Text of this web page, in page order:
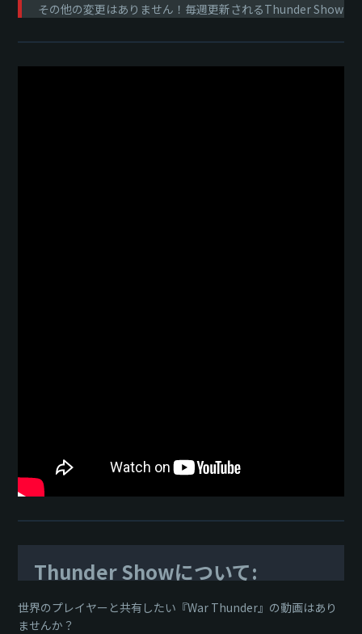
その他の変更はありません！毎週更新されるThunder Showを
Thunder Showについて:
世界のプレイヤーと共有したい『War Thunder』の動画はあり
ませんか？